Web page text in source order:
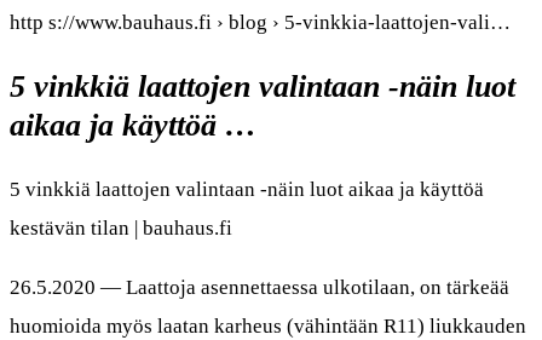
http s://www.bauhaus.fi › blog › 5-vinkkia-laattojen-vali…
5 vinkkiä laattojen valintaan -näin luot
aikaa ja käyttöä …
5 vinkkiä laattojen valintaan -näin luot aikaa ja käyttöä
kestävän tilan | bauhaus.fi
26.5.2020 — Laattoja asennettaessa ulkotilaan, on tärkeää
huomioida myös laatan karheus (vähintään R11) liukkauden